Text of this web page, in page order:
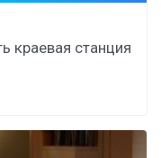
краевая станция